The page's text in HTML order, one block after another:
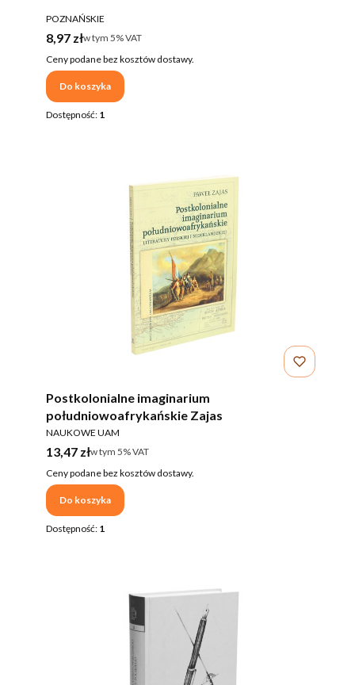
PRODUCENT
POZNAŃSKIE
Cena brutto
8,97 złw tym %s VAT
w tym 5%VAT
Ceny podane bez kosztów dostawy.
Do koszyka
Dostępność: 1
Postkolonialne imaginarium
południowoafrykańskie Zajas
PRODUCENT
NAUKOWE UAM
Cena brutto
13,47 złw tym %s VAT
w tym 5%VAT
Ceny podane bez kosztów dostawy.
Do koszyka
Dostępność: 1